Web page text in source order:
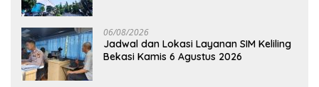
06/08/2026
Jadwal dan Lokasi Layanan SIM Keliling
Bekasi Kamis 6 Agustus 2026